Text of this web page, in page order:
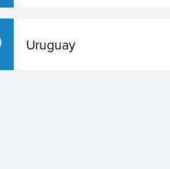
Uruguay